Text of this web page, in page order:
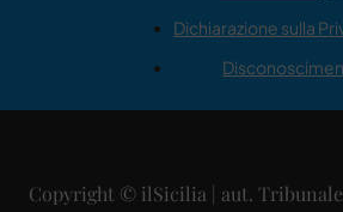
Dichiarazione sulla
Copyright © ilSicilia | aut. Tribunale